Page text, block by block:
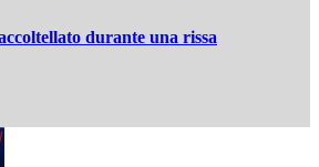
durante una rissa